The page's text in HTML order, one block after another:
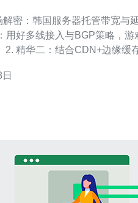
解密：韩国服务器托管带宽与
2. 精华二：结合CDN+边缘缓
用层双管齐下，延迟降到最低。 在